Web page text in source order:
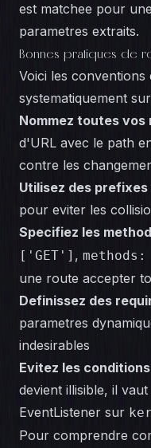
est matchee pour
parametres extraits.
Bonnes pratiques de
Voici les conventions
systematiquement
Nommez toutes vos
d'URL avec le path
contre les
Utilisez des prefixes
pour eviter les
Specifiez les
['GET'] ,
une route accepter
Definissez des
parametres
indesirables
Evitez les
devient illisible, il
EventListener sur
Pour comprendre